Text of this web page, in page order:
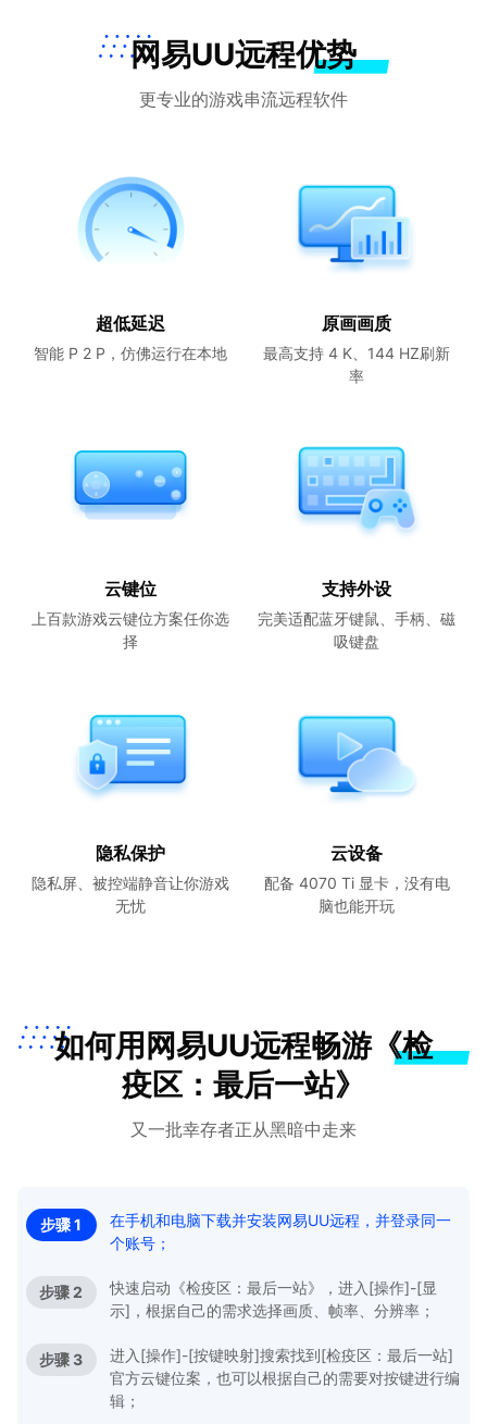
网易UU远程优势
更专业的游戏串流远程软件
超低延迟
智能 P 2 P，仿佛运行在本地
原画画质
最高支持 4 K、144 HZ刷新
率
云键位
上百款游戏云键位方案任你选
择
支持外设
完美适配蓝牙键鼠、手柄、磁
吸键盘
隐私保护
隐私屏、被控端静音让你游戏
无忧
云设备
配备 4070 Ti 显卡，没有电
脑也能开玩
如何用网易UU远程畅游《检
疫区：最后一站》
又一批幸存者正从黑暗中走来
步骤 1
在手机和电脑下载并安装网易UU远程，并登录同一
个账号；
步骤 2
快速启动《检疫区：最后一站》，进入[操作]-[显
示]，根据自己的需求选择画质、帧率、分辨率；
步骤 3
进入[操作]-[按键映射]搜索找到[检疫区：最后一站]
官方云键位案，也可以根据自己的需要对按键进行编
辑；